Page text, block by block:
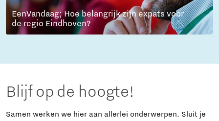
EenVandaag; Hoe belangrijk zijn expats voor
de regio Eindhoven?
Blijf op de hoogte!
Samen werken we hier aan allerlei onderwerpen. Sluit je